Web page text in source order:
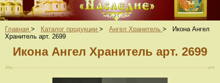
Главная > Каталог продукции > Ангел Хранитель >
Икона Ангел
Хранитель арт. 2699
Икона Ангел Хранитель арт. 2699